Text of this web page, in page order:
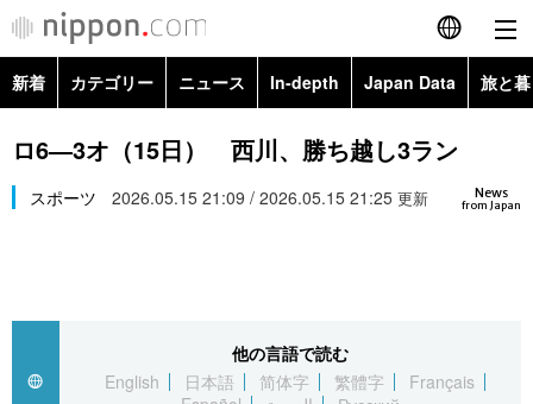
English
简体字
繁體字
العربية
新着 カテゴリー ニュース In-depth Japan Data 旅と
政治・外交
経済・ビジネス
社会
文化
Topics
Images
お知らせ
ロ6―3オ（15日） 西川、勝ち越し3ラン
News
from Japan
スポーツ 2026.05.15 21:09 / 2026.05.15 21:25 更新
他の言語で読む
English
日本語 简体字 繁體字
Français